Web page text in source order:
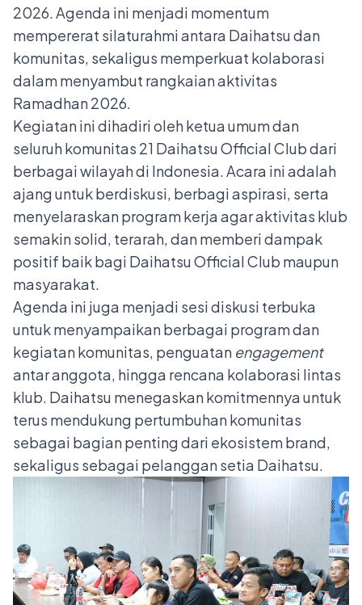
2026. Agenda ini menjadi momentum
mempererat silaturahmi antara Daihatsu dan
komunitas, sekaligus memperkuat kolaborasi
dalam menyambut rangkaian aktivitas
Ramadhan 2026.
Kegiatan ini dihadiri oleh ketua umum dan
seluruh komunitas 21 Daihatsu Official Club dari
berbagai wilayah di Indonesia. Acara ini adalah
ajang untuk berdiskusi, berbagi aspirasi, serta
menyelaraskan program kerja agar aktivitas klub
semakin solid, terarah, dan memberi dampak
positif baik bagi Daihatsu Official Club maupun
masyarakat.
Agenda ini juga menjadi sesi diskusi terbuka
untuk menyampaikan berbagai program dan
kegiatan komunitas, penguatan engagement
antar anggota, hingga rencana kolaborasi lintas
klub. Daihatsu menegaskan komitmennya untuk
terus mendukung pertumbuhan komunitas
sebagai bagian penting dari ekosistem brand,
sekaligus sebagai pelanggan setia Daihatsu.